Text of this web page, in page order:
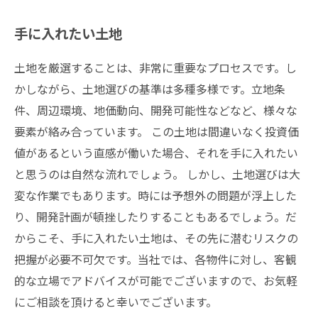
手に入れたい土地
土地を厳選することは、非常に重要なプロセスです。し
かしながら、土地選びの基準は多種多様です。立地条
件、周辺環境、地価動向、開発可能性などなど、様々な
要素が絡み合っています。 この土地は間違いなく投資価
値があるという直感が働いた場合、それを手に入れたい
と思うのは自然な流れでしょう。 しかし、土地選びは大
変な作業でもあります。時には予想外の問題が浮上した
り、開発計画が頓挫したりすることもあるでしょう。だ
からこそ、手に入れたい土地は、その先に潜むリスクの
把握が必要不可欠です。当社では、各物件に対し、客観
的な立場でアドバイスが可能でございますので、お気軽
にご相談を頂けると幸いでございます。